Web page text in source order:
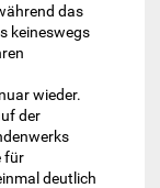
das
keineswegs
wieder.
der
für
deutlich